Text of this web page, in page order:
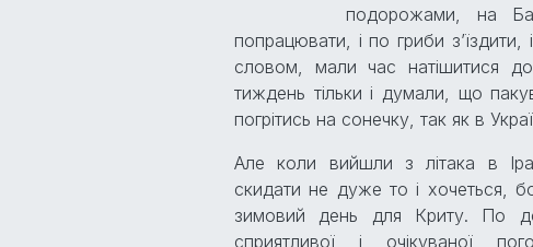
подорожами, на
попрацювати, і по гриби
словом, мали час натішитися
тиждень тільки і думали, що
погрітись на сонечку, так як в
Але коли вийшли з літака в
скидати не дуже то і хочеться,
зимовий день для Криту. По
сприятливої і очікуваної